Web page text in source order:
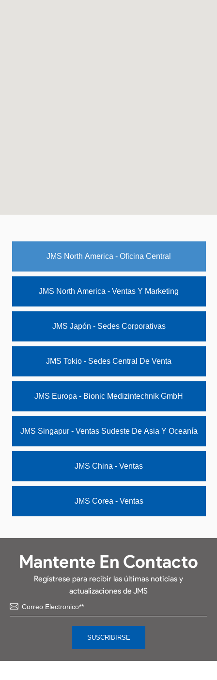
JMS North America - Oficina Central
JMS North America - Ventas Y Marketing
JMS Japón - Sedes Corporativas
JMS Tokio - Sedes Central De Venta
JMS Europa - Bionic Medizintechnik GmbH
JMS Singapur - Ventas Sudeste De Asia Y Oceanía
JMS China - Ventas
JMS Corea - Ventas
Mantente En Contacto
Regístrese para recibir las últimas noticias y
actualizaciones de JMS